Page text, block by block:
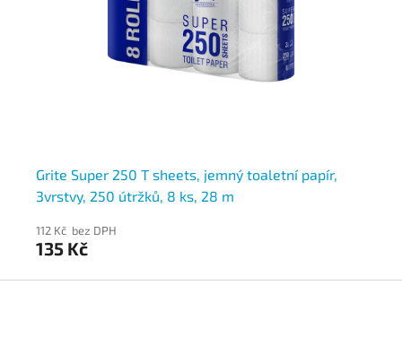
Grite Super 250 T sheets, jemný toaletní papír,
3vrstvy, 250 útržků, 8 ks, 28 m
112 Kč bez DPH
135 Kč